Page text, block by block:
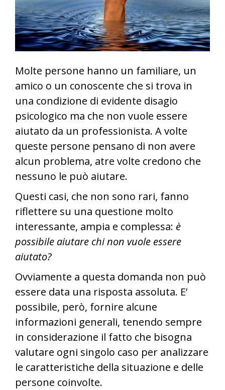
Molte persone hanno un familiare, un
amico o un conoscente che si trova in
una condizione di evidente disagio
psicologico ma che non vuole essere
aiutato da un professionista. A volte
queste persone pensano di non avere
alcun problema, atre volte credono che
nessuno le può aiutare.
Questi casi, che non sono rari, fanno
riflettere su una questione molto
interessante, ampia e complessa: è
possibile aiutare chi non vuole essere
aiutato?
Ovviamente a questa domanda non può
essere data una risposta assoluta. E’
possibile, però, fornire alcune
informazioni generali, tenendo sempre
in considerazione il fatto che bisogna
valutare ogni singolo caso per analizzare
le caratteristiche della situazione e delle
persone coinvolte.